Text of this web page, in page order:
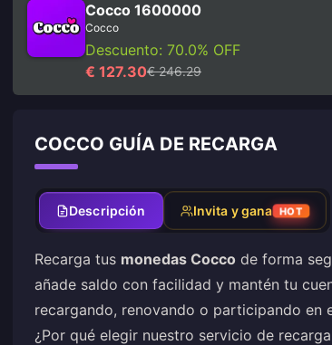
Cocco 1600000
Cocco
Descuento: 70.0% OFF
€ 127.30€ 246.29
COCCO GUÍA DE RECARGA
Descripción Invita y gana HOT
Recarga tus monedas Cocco de forma
añade saldo con facilidad y mantén tu
recargando, renovando o participando en
¿Por qué elegir nuestro servicio de